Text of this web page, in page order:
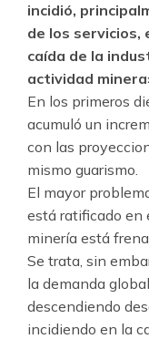
incidió,
de los servicios,
caída de la
actividad
En los primeros
acumuló un
con las
mismo guarismo.
El mayor
está ratificado en
minería está
Se trata, sin
la demanda
descendiendo
incidiendo en la